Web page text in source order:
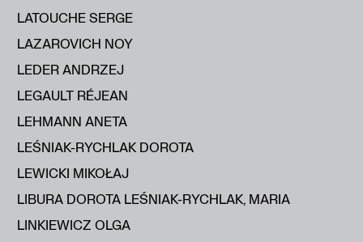
LATOUCHE SERGE
LAZAROVICH NOY
LEDER ANDRZEJ
LEGAULT RÉJEAN
LEHMANN ANETA
LEŚNIAK-RYCHLAK DOROTA
LEWICKI MIKOŁAJ
LIBURA DOROTA LEŚNIAK-RYCHLAK, MARIA
LINKIEWICZ OLGA